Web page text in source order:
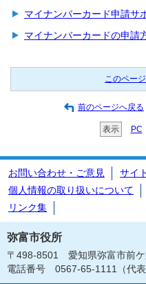
マイナンバーカード申請サ
マイナンバーカードの申請
このペー
前のページへ戻る
表示 PC
お問い合わせ・ご意見
サイ
個人情報の取り扱いについて
リンク集
弥富市役所
〒498-8501 愛知県弥富市前
電話番号 0567-65-1111（代